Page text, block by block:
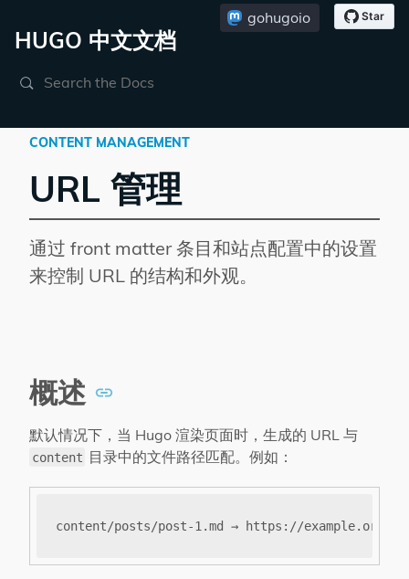
HUGO 中文文档
gohugoio
CONTENT MANAGEMENT
URL 管理
通过 front matter 条目和站点配置中的设置
来控制 URL 的结构和外观。
概述
默认情况下，当 Hugo 渲染页面时，生成的 URL 与
content 目录中的文件路径匹配。例如：